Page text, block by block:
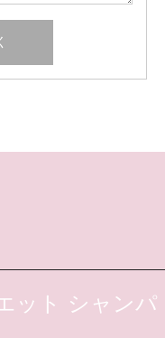
ット シャンパ